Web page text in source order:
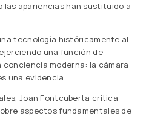
las apariencias han sustituido a
tecnología históricamente al
una función de
moderna: la cámara
una evidencia.
Joan Fontcuberta crítica
aspectos fundamentales de